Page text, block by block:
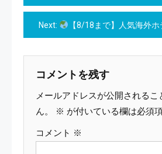
稿
ナ
ビ
ゲ
ー
シ
Next: 【8/18まで】人気海外ホテルセールまもなく終了！エアトリの限定クーポ
コメントを残す
メールアドレスが公開されるこ
ん。
※ が付いている欄は必須
コメント ※